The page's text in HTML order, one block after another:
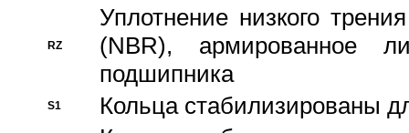
RZ
Уплотнение низкого
(NBR), армированное
подшипника
S1 Кольца стабилизированы